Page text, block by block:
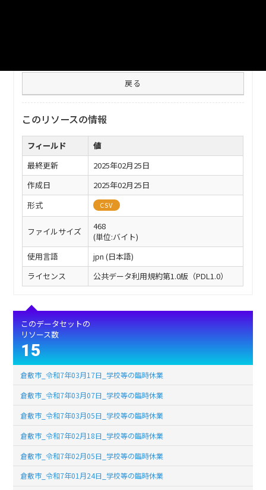
戻る
このリソースの情報
フィールド
値
最終更新
2025年02月25日
作成日
2025年02月25日
形式
CSV
ファイルサイズ
468
(単位:バイト)
使用言語
jpn (日本語)
ライセンス
公共データ利用規約第1.0版（PDL1.0）
このデータセットの
リソース数
15
倉敷市_令和7年03月17日_学校等の臨時休業
倉敷市_令和7年03月07日_学校等の臨時休業
倉敷市_令和7年03月05日_学校等の臨時休業
倉敷市_令和7年02月18日_学校等の臨時休業
倉敷市_令和7年02月05日_学校等の臨時休業
倉敷市_令和7年01月24日_学校等の臨時休業